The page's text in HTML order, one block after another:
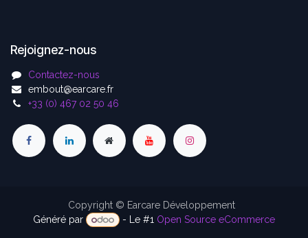
Rejoignez-nous
Contactez-nous
embout@earcare.fr
+33 (0) 467 02 50 46
Copyright © Earcare Développement
Généré par
- Le #1 Open Source eCommerce